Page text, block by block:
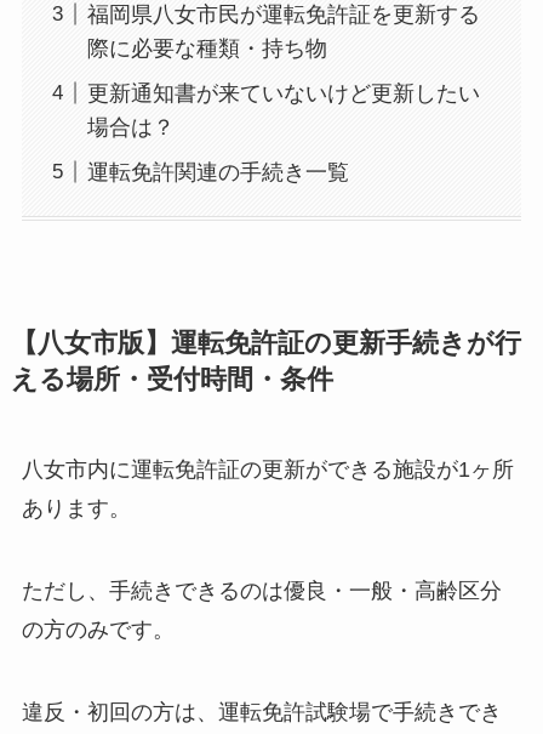
福岡県八女市民が運転免許証を更新する
際に必要な種類・持ち物
更新通知書が来ていないけど更新したい
場合は？
運転免許関連の手続き一覧
【八女市版】運転免許証の更新手続きが行
える場所・受付時間・条件
八女市内に運転免許証の更新ができる施設が1ヶ所
あります。
ただし、手続きできるのは優良・一般・高齢区分
の方のみです。
違反・初回の方は、運転免許試験場で手続きでき